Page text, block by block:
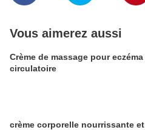
Vous aimerez aussi
Crème de massage pour eczéma
circulatoire
crème corporelle nourrissante et